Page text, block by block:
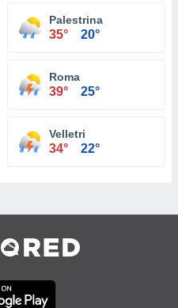
Palestrina
35° 20°
Roma
39° 25°
Velletri
34° 22°